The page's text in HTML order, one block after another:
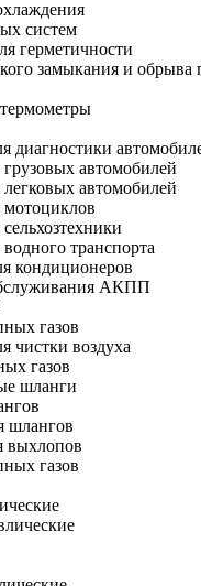
систем
герметичности
замыкания и обрыва
диагностики
автомобилей
автомобилей
мотоциклов
транспорта
кондиционеров
АКПП
газов
чистки воздуха
газов
шланги
шлангов
выхлопов
газов